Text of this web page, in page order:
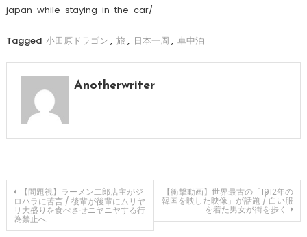
japan-while-staying-in-the-car/
Tagged 小田原ドラゴン , 旅 , 日本一周 , 車中泊
Anotherwriter
投
稿
【問題視】ラーメン二郎店主がジ
ロハラに苦言 / 後輩が後輩にムリヤ
リ大盛りを食べさせニヤニヤする行
為禁止へ
【衝撃動画】世界最古の「1912年の
韓国を映した映像」が話題 / 白い服
を着た男女が街を歩く